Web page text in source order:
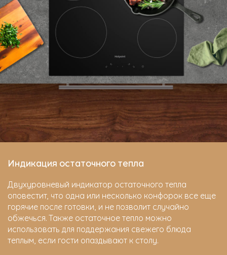
Индикация остаточного тепла
Двухуровневый индикатор остаточного тепла
оповестит, что одна или несколько конфорок все еще
горячие после готовки, и не позволит случайно
обжечься. Также остаточное тепло можно
использовать для поддержания свежего блюда
теплым, если гости опаздывают к столу.